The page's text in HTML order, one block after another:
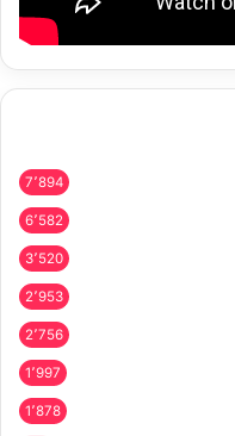
7٬894
6٬582
3٬520
2٬953
2٬756
1٬997
1٬878